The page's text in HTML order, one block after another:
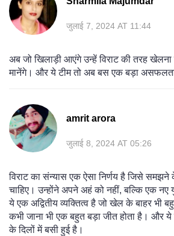
जुलाई 7, 2024 AT 11:44
अब जो खिलाड़ी आएंगे उन्हें विराट की तरह खेलना
मानेंगे। और ये टीम तो अब बस एक बड़ा असफलता
amrit arora
जुलाई 8, 2024 AT 05:26
विराट का संन्यास एक ऐसा निर्णय है जिसे
चाहिए। उन्होंने अपने अहं को नहीं, बल्कि एक
ये एक अद्वितीय व्यक्तित्व है जो खेल के बाहर भी
कभी जाना भी एक बहुत बड़ा जीत होता है। और
के दिलों में बसी हुई है।